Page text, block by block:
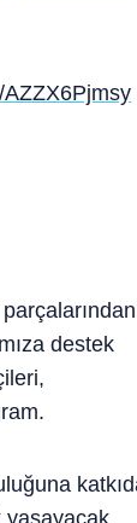
destek
yaşayacak